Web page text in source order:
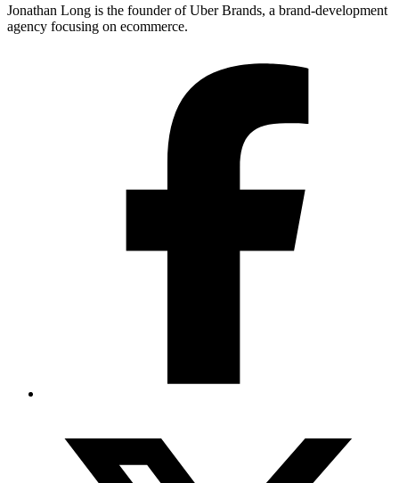
Jonathan Long is the founder of Uber Brands, a brand-development
agency focusing on ecommerce.